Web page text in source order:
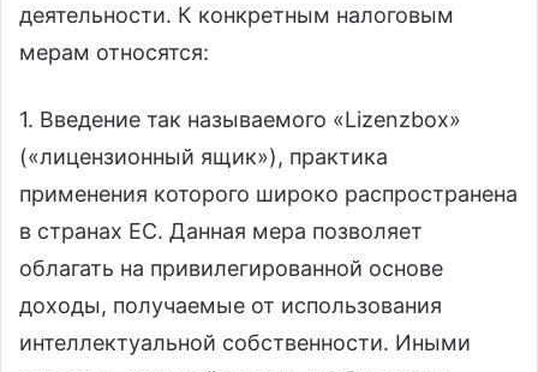
деятельности. К конкретным налоговым
мерам относятся:
1. Введение так называемого «Lizenzbox»
(«лицензионный ящик»), практика
применения которого широко распространена
в странах ЕС. Данная мера позволяет
облагать на привилегированной основе
доходы, получаемые от использования
интеллектуальной собственности. Иными